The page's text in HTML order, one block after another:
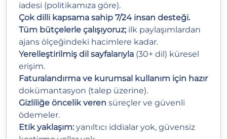
iadesi (politikamıza göre).
Çok dilli kapsama sahip 7/24 insan desteği.
Tüm bütçelerle çalışıyoruz; ilk paylaşımlardan
ajans ölçeğindeki hacimlere kadar.
Yerelleştirilmiş dil sayfalarıyla (30+ dil) küresel
erişim.
Faturalandırma ve kurumsal kullanım için hazır
dokümantasyon (talep üzerine).
Gizliliğe öncelik veren süreçler ve güvenli
ödemeler.
Etik yaklaşım: yanıltıcı iddialar yok, güvensiz